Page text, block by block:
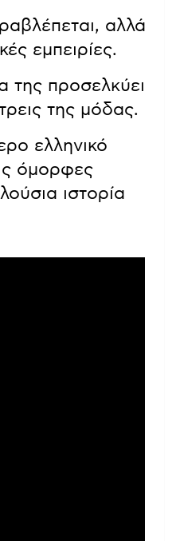
αλλά
εμπειρίες.
προσελκύει
της μόδας.
ελληνικό
όμορφες
ιστορία